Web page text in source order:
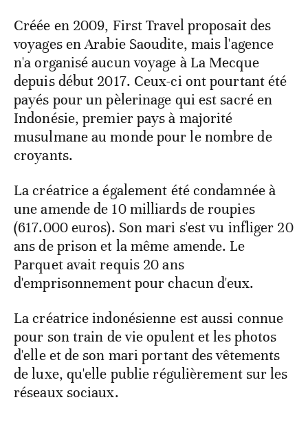
Créée en 2009, First Travel proposait des
voyages en Arabie Saoudite, mais l'agence
n'a organisé aucun voyage à La Mecque
depuis début 2017. Ceux-ci ont pourtant été
payés pour un pèlerinage qui est sacré en
Indonésie, premier pays à majorité
musulmane au monde pour le nombre de
croyants.
La créatrice a également été condamnée à
une amende de 10 milliards de roupies
(617.000 euros). Son mari s'est vu infliger 20
ans de prison et la même amende. Le
Parquet avait requis 20 ans
d'emprisonnement pour chacun d'eux.
La créatrice indonésienne est aussi connue
pour son train de vie opulent et les photos
d'elle et de son mari portant des vêtements
de luxe, qu'elle publie régulièrement sur les
réseaux sociaux.